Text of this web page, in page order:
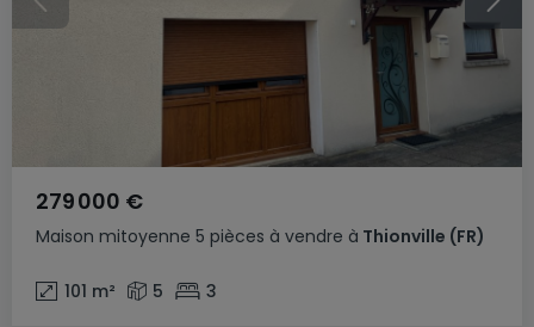
Maison mitoyenne 5 pièces à vendre à Thionville (FR)
279 000 €
101 m² 5 3